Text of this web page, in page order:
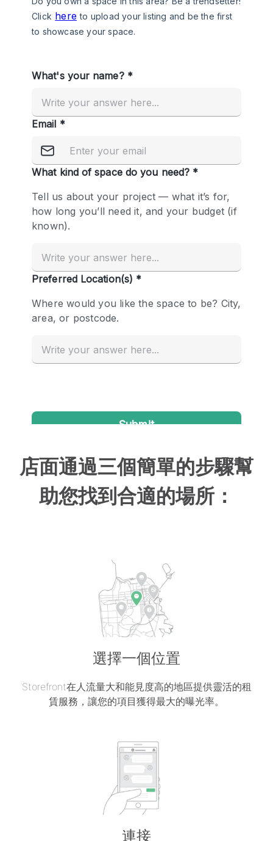
店面通過三個簡單的步驟幫
助您找到合適的場所：
選擇一個位置
Storefront在人流量大和能見度高的地區提供靈活的租
賃服務，讓您的項目獲得最大的曝光率。
連接